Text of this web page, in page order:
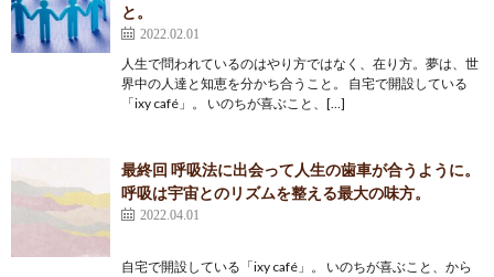
と。
2022.02.01
人生で問われているのはやり方ではなく、在り方。夢は、世
界中の人達と知恵を分かち合うこと。 自宅で開設している
「ixy café」。 いのちが喜ぶこと、[…]
最終回 呼吸法に出会って人生の歯車が合うように。
呼吸は宇宙とのリズムを整える最大の味方。
2022.04.01
自宅で開設している「ixy café」。 いのちが喜ぶこと、から